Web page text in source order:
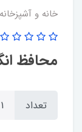
خانه و آشپزخانه
محافظ
تعداد